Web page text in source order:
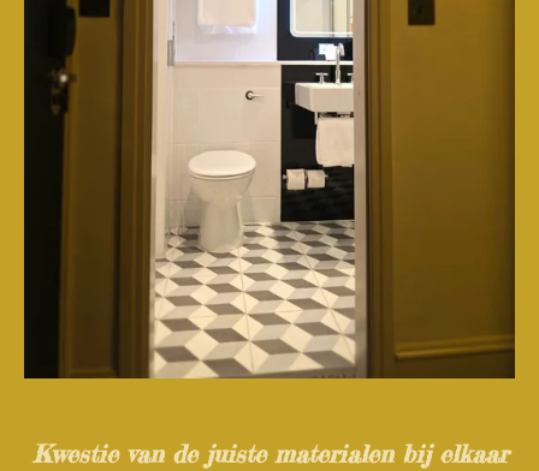
Kwestie van de juiste materialen bij elkaar